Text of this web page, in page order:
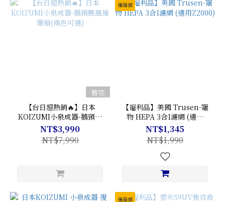
售完
【台日超熱銷🔥】日本
KOIZUMI小泉成器-鵝頸颶
風循環扇(兩色可選)
NT$3,990
NT$7,990
僅箱損
【福利品】美國 Trusen-寵
物 HEPA 3合1濾網 (適用
Z2000)
NT$1,345
NT$1,990
僅箱損